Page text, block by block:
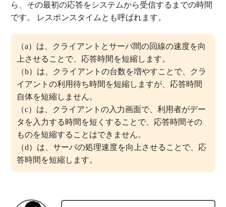
ら、その最初の応答をシステムから受信するまでの時間
です。 レスポンスタイムとも呼ばれます。
（a）は、クライアントとサーバ間の回線の速度を向
上させることで、応答時間を短縮します。
（b）は、クライアントの台数を増やすことで、クラ
イアントの利用待ち時間を短縮しますが、応答時間
自体を短縮しません。
（c）は、クライアントの入力画面で、利用者がデー
タを入力する時間を短くすることで、応答時間その
ものを短縮することはできません。
（d）は、サーバの処理速度を向上させることで、応
答時間を短縮します。